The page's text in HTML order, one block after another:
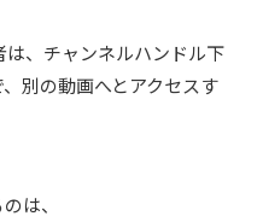
、チャンネルハンドル下
別の動画へとアクセスす
は、